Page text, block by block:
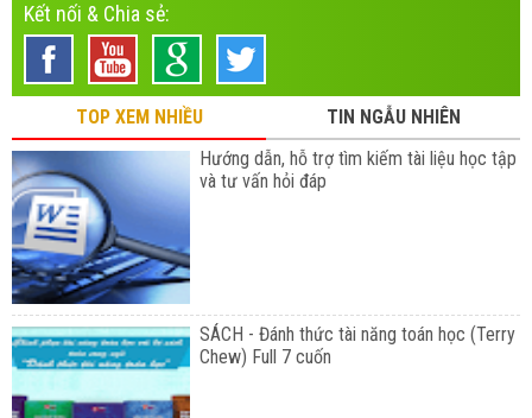
Kết nối & Chia sẻ:
TOP XEM NHIỀU
TIN NGẪU NHIÊN
Hướng dẫn, hỗ trợ tìm kiếm tài liệu học tập
và tư vấn hỏi đáp
SÁCH - Đánh thức tài năng toán học (Terry
Chew) Full 7 cuốn